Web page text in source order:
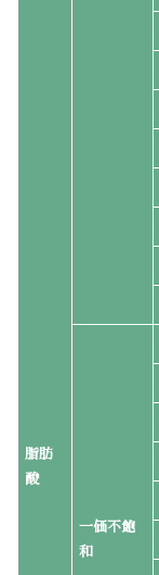
脂肪
酸
一価不飽
和